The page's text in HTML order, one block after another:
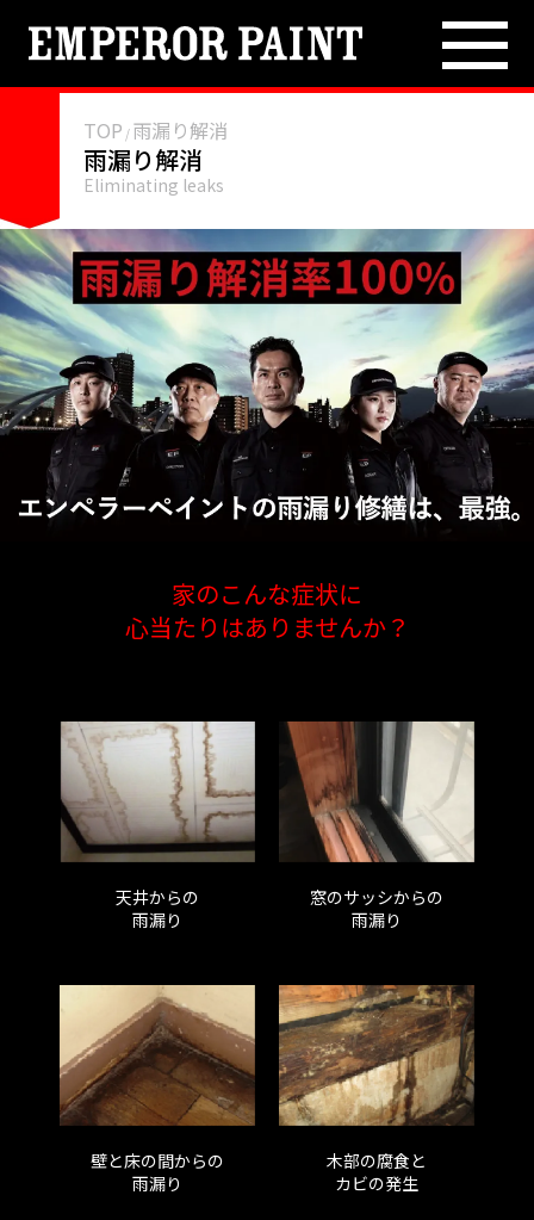
TOP
ブログ
施工事例
雨漏り解消
外壁塗装
各種防水
屋根修繕
よくある質問
会社概要
TOP / 雨漏り解消
雨漏り解消
Eliminating leaks
家のこんな症状に
心当たりはありませんか？
天井からの
雨漏り
窓のサッシからの
雨漏り
壁と床の間からの
雨漏り
木部の腐食と
カビの発生